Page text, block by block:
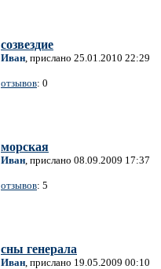
созвездие
Иван, прислано 25.01.2010 22:29
отзывов: 0
морская
Иван, прислано 08.09.2009 17:37
отзывов: 5
сны генерала
Иван, прислано 19.05.2009 00:10